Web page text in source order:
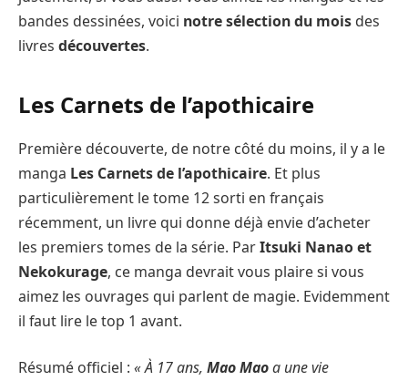
bandes dessinées, voici notre sélection du mois des
livres découvertes.
Les Carnets de l’apothicaire
Première découverte, de notre côté du moins, il y a le
manga Les Carnets de l’apothicaire. Et plus
particulièrement le tome 12 sorti en français
récemment, un livre qui donne déjà envie d’acheter
les premiers tomes de la série. ParItsuki Nanao et
Nekokurage, ce manga devrait vous plaire si vous
aimez les ouvrages qui parlent de magie. Evidemment
il faut lire le top 1 avant.
Résumé officiel : « À 17 ans, Mao Maoa une vie